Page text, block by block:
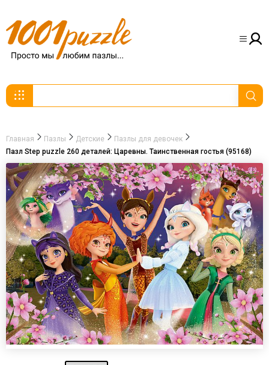
Главная Пазлы Детские
Пазлы для девочек
Пазл Step puzzle 260 деталей: Царевны. Таинственная гостья (95168)